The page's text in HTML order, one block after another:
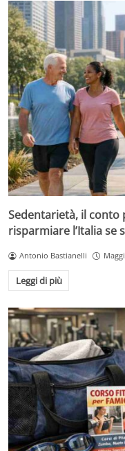
Sedentarietà, il conto
risparmiare l’Italia se
Antonio Bastianelli
Leggi di più